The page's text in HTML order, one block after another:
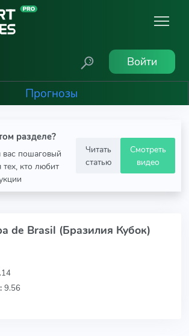
Войти
Прогнозы
разделе?
пошаговый
кто любит
Читать
статью
Смотреть
видео
de Brasil (Бразилия Кубок)
9.56